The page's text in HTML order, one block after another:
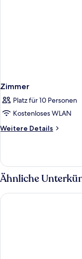
Zimmer
Platz für 10 Personen
Kostenloses WLAN
Weitere Details
Weitere
Ähnliche
The Cloud One New